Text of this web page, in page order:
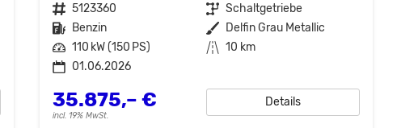
Fahrzeugnr. 5123360 Getriebe Schaltgetriebe
Kraftstoff Benzin Außenfarbe Delfin Grau Metallic
Leistung 110 kW (150 PS) Kilometerstand 10 km
01.06.2026
35.875,– €
incl. 19% MwSt.
Details